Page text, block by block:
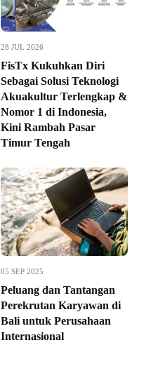
28 JUL 2026
FisTx Kukuhkan Diri
Sebagai Solusi Teknologi
Akuakultur Terlengkap &
Nomor 1 di Indonesia,
Kini Rambah Pasar
Timur Tengah
05 SEP 2025
Peluang dan Tantangan
Perekrutan Karyawan di
Bali untuk Perusahaan
Internasional